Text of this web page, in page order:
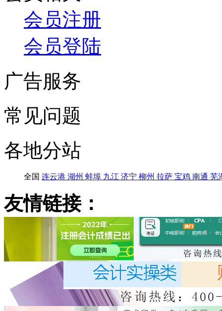
会员注册
会员登陆
广告服务
常见问题
各地分站
全国 连云港 湖州 蚌埠 九江 济宁 柳州 拉萨 宝鸡 南通 芜
友情链接：